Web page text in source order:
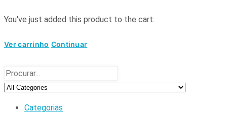
You've just added this product to the cart:
Ver carrinho Continuar
Categorias